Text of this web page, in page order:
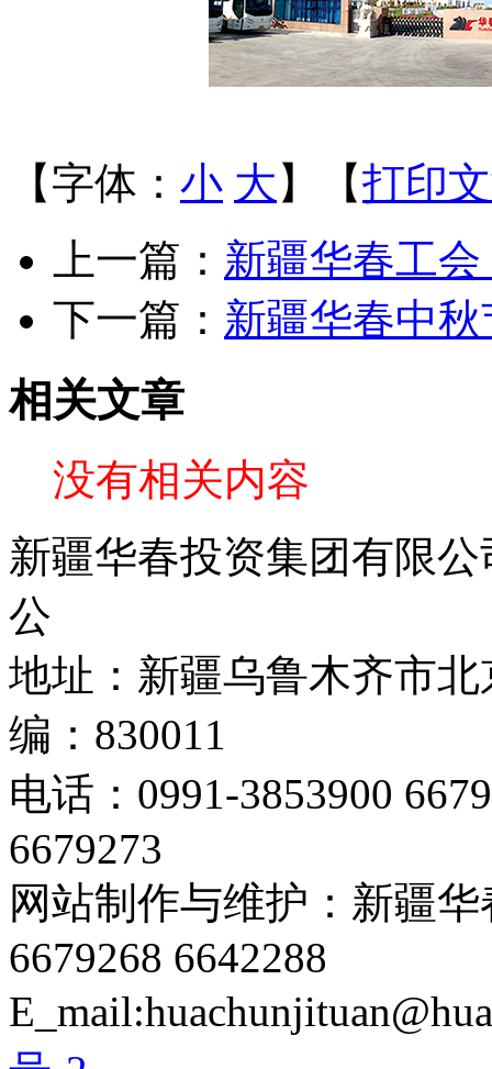
【字体： 小 大 】【打印
上一篇： 新疆华春工
下一篇： 新疆华春中
相关文章
没有相关内容
新疆华春投资集团有限
公
地址：新疆乌鲁木齐市
编：830011
电话：0991-3853900
6679273
网站制作与维护：新疆
6679268 6642288